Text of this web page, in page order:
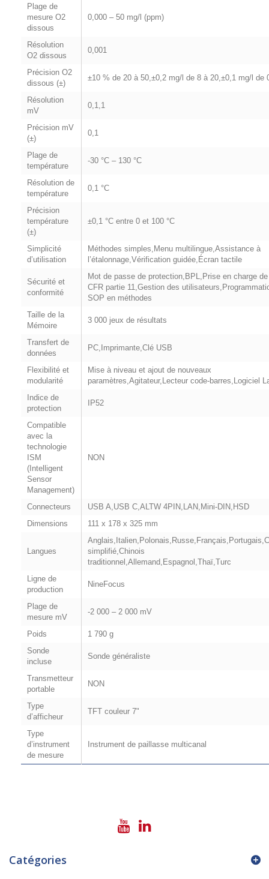
Plage de
mesure O2
dissous
0,000 – 50 mg/l (ppm)
Résolution
O2 dissous
0,001
Précision O2
dissous (±)
±10 % de 20 à 50,±0,2 mg/l de 8 à 20,±0,1 mg/l de
Résolution
mV
0,1,1
Précision mV
(±)
0,1
Plage de
température
-30 °C – 130 °C
Résolution de
température
0,1 °C
Précision
température
(±)
±0,1 °C entre 0 et 100 °C
Simplicité
d’utilisation
Méthodes simples,Menu multilingue,Assistance à
l’étalonnage,Vérification guidée,Écran tactile
Sécurité et
conformité
Mot de passe de protection,BPL,Prise en charge
CFR partie 11,Gestion des
SOP en méthodes
Taille de la
Mémoire
3 000 jeux de résultats
Transfert de
données
PC,Imprimante,Clé USB
Flexibilité et
modularité
Mise à niveau et ajout de nouveaux
paramètres,Agitateur,Lecteur code-barres,Logiciel
Indice de
protection
IP52
Compatible
avec la
technologie
ISM
(Intelligent
Sensor
Management)
NON
Connecteurs
USB A,USB C,ALTW 4PIN,LAN,Mini-DIN,HSD
Dimensions
111 x 178 x 325 mm
Langues
simplifié,Chinois
traditionnel,Allemand,Espagnol,Thaï,Turc
Ligne de
production
NineFocus
Plage de
mesure mV
-2 000 – 2 000 mV
Poids
1 790 g
Sonde
incluse
Sonde généraliste
Transmetteur
portable
NON
Type
d’afficheur
TFT couleur 7"
Type
d’instrument
de mesure
Instrument de paillasse multicanal
Catégories